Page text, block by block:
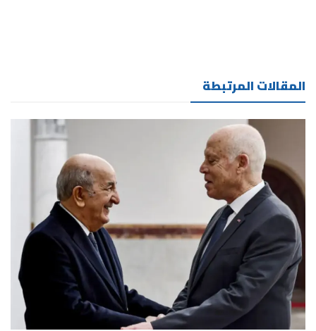
المقالات المرتبطة